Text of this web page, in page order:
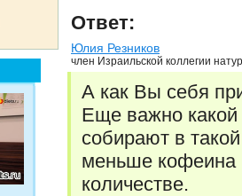
Ответ:
Юлия Резников
член Израильской коллегии
А как Вы себя
Еще важно какой
собирают в
меньше кофеина
количестве.